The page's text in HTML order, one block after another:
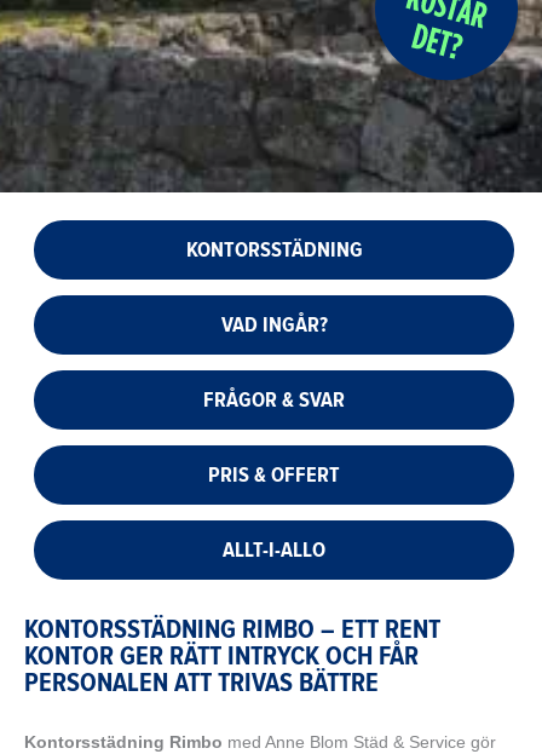
KONTORSSTÄDNING
VAD INGÅR?
FRÅGOR & SVAR
PRIS & OFFERT
ALLT-I-ALLO
KONTORSSTÄDNING RIMBO – ETT RENT
KONTOR GER RÄTT INTRYCK OCH FÅR
PERSONALEN ATT TRIVAS BÄTTRE
Kontorsstädning Rimbo med Anne Blom Städ & Service gör